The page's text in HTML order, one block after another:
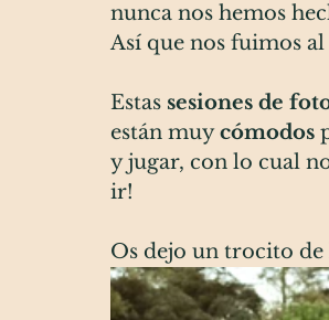
nunca nos hemos
Así que nos fuimos
Estas sesiones de
están muy cómodos
y jugar, con lo cual
ir!
Os dejo un trocito de